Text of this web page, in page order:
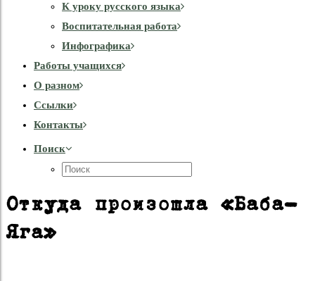
К уроку русского языка
Воспитательная работа
Инфографика
Работы учащихся
О разном
Cсылки
Контакты
Поиск
Откуда произошла «Баба-
Яга»